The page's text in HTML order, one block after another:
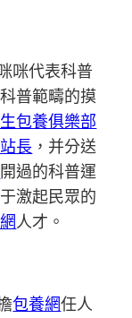
咪代表科普
普範疇的摸
包養俱樂部
長 ，并分送
開過的科普運
激起民眾的
人才。
包養網任人